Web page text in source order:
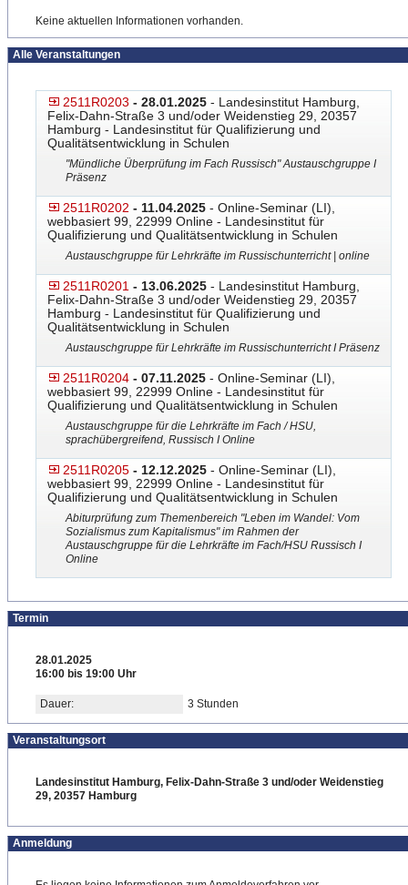
Keine aktuellen Informationen vorhanden.
Alle Veranstaltungen
2511R0203 - 28.01.2025 - Landesinstitut Hamburg,
Felix-Dahn-Straße 3 und/oder Weidenstieg 29, 20357
Hamburg - Landesinstitut für Qualifizierung und
Qualitätsentwicklung in Schulen
"Mündliche Überprüfung im Fach Russisch" Austauschgruppe I
Präsenz
2511R0202 - 11.04.2025 - Online-Seminar (LI),
webbasiert 99, 22999 Online - Landesinstitut für
Qualifizierung und Qualitätsentwicklung in Schulen
Austauschgruppe für Lehrkräfte im Russischunterricht | online
2511R0201 - 13.06.2025 - Landesinstitut Hamburg,
Felix-Dahn-Straße 3 und/oder Weidenstieg 29, 20357
Hamburg - Landesinstitut für Qualifizierung und
Qualitätsentwicklung in Schulen
Austauschgruppe für Lehrkräfte im Russischunterricht I Präsenz
2511R0204 - 07.11.2025 - Online-Seminar (LI),
webbasiert 99, 22999 Online - Landesinstitut für
Qualifizierung und Qualitätsentwicklung in Schulen
Austauschgruppe für die Lehrkräfte im Fach / HSU,
sprachübergreifend, Russisch I Online
2511R0205 - 12.12.2025 - Online-Seminar (LI),
webbasiert 99, 22999 Online - Landesinstitut für
Qualifizierung und Qualitätsentwicklung in Schulen
Abiturprüfung zum Themenbereich "Leben im Wandel: Vom
Sozialismus zum Kapitalismus" im Rahmen der
Austauschgruppe für die Lehrkräfte im Fach/HSU Russisch I
Online
Termin
28.01.2025
16:00 bis 19:00 Uhr
Dauer: 3 Stunden
Veranstaltungsort
Landesinstitut Hamburg, Felix-Dahn-Straße 3 und/oder Weidenstieg
29, 20357 Hamburg
Anmeldung